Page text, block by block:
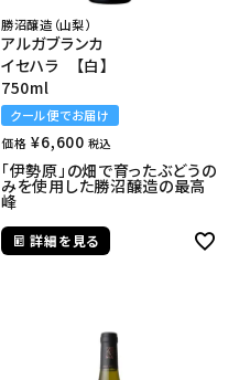
勝沼醸造（山梨）
アルガブランカ
イセハラ 【白】
750ml
クール便でお届け
価格 ¥6,600 税込
「伊勢原」の畑で育ったぶどうの
みを使用した勝沼醸造の最高
峰
詳細を見る